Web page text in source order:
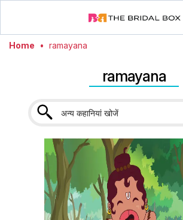
Home • ramayana
ramayana